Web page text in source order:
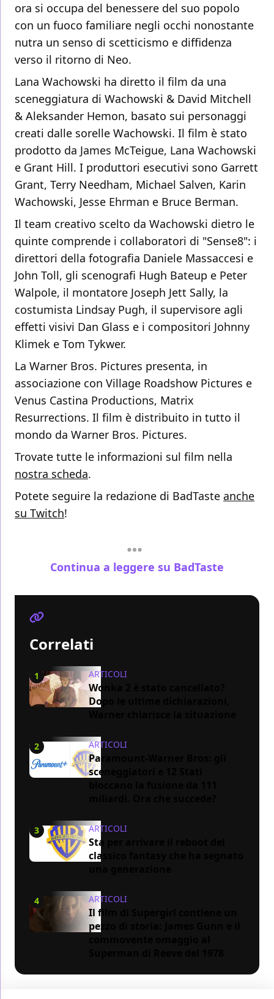
ora si occupa del benessere del suo popolo
con un fuoco familiare negli occhi nonostante
nutra un senso di scetticismo e diffidenza
verso il ritorno di Neo.
Lana Wachowski ha diretto il film da una
sceneggiatura di Wachowski & David Mitchell
& Aleksander Hemon, basato sui personaggi
creati dalle sorelle Wachowski. Il film è stato
prodotto da James McTeigue, Lana Wachowski
e Grant Hill. I produttori esecutivi sono Garrett
Grant, Terry Needham, Michael Salven, Karin
Wachowski, Jesse Ehrman e Bruce Berman.
Il team creativo scelto da Wachowski dietro le
quinte comprende i collaboratori di "Sense8": i
direttori della fotografia Daniele Massaccesi e
John Toll, gli scenografi Hugh Bateup e Peter
Walpole, il montatore Joseph Jett Sally, la
costumista Lindsay Pugh, il supervisore agli
effetti visivi Dan Glass e i compositori Johnny
Klimek e Tom Tykwer.
La Warner Bros. Pictures presenta, in
associazione con Village Roadshow Pictures e
Venus Castina Productions, Matrix
Resurrections. Il film è distribuito in tutto il
mondo da Warner Bros. Pictures.
Trovate tutte le informazioni sul film nella
nostra scheda.
Potete seguire la redazione di BadTaste anche
su Twitch!
Continua a leggere su BadTaste
Correlati
1 ARTICOLI
Wonka 2 è stato cancellato?
Dopo le ultime dichiarazioni,
2 ARTICOLI
Paramount-Warner Bros: gli
sceneggiatori e 12 Stati
3 ARTICOLI
Sta per arrivare il reboot del
classico fantasy che ha segnato
4 ARTICOLI
Il film di Supergirl contiene un
pezzo di storia: James Gunn e il